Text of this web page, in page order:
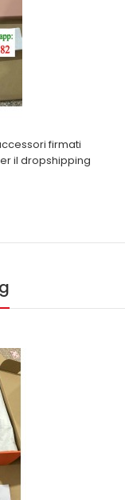
firmati
il dropshipping